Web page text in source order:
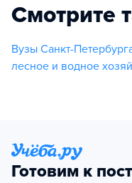
Смотрите
Вузы Санкт-
лесное и водное
Готовим к